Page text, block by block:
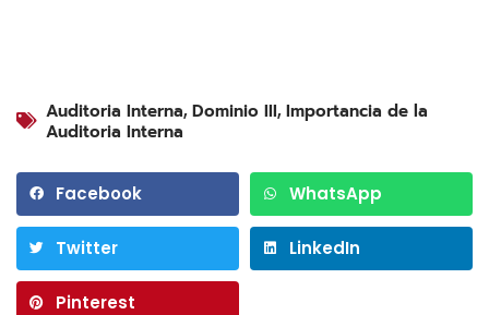
Auditoria Interna,Dominio III,Importancia de la
Auditoria Interna
Facebook WhatsApp
Twitter LinkedIn
Pinterest